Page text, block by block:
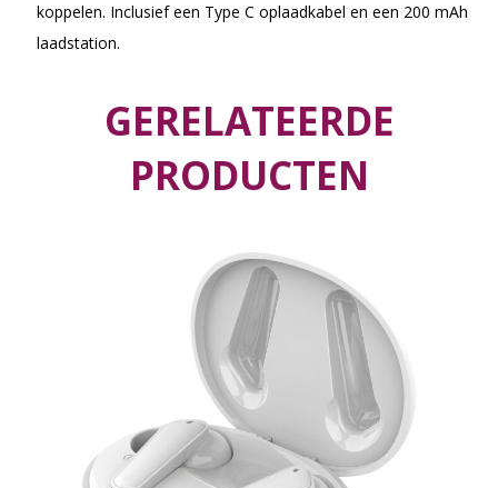
koppelen. Inclusief een Type C oplaadkabel en een 200 mAh
laadstation.
GERELATEERDE
PRODUCTEN